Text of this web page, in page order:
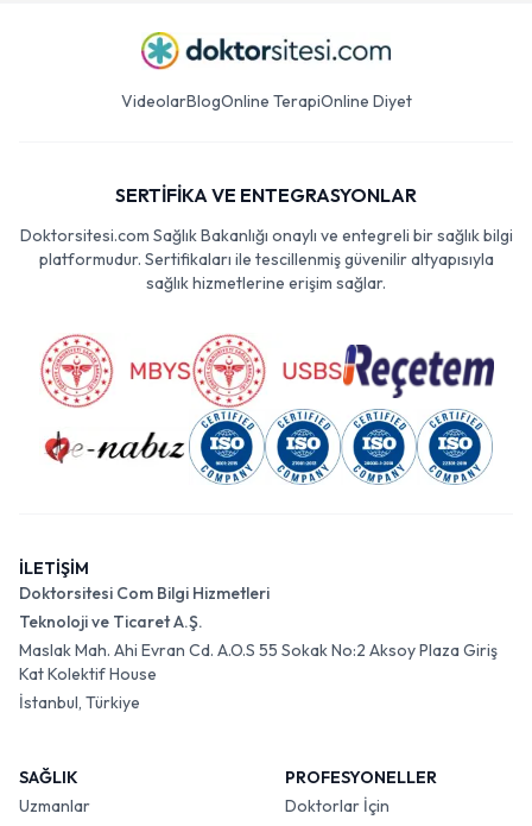
VideolarBlogOnline TerapiOnline Diyet
SERTİFİKA VE ENTEGRASYONLAR
Doktorsitesi.com Sağlık Bakanlığı onaylı ve entegreli bir sağlık bilgi
platformudur. Sertifikaları ile tescillenmiş güvenilir altyapısıyla
sağlık hizmetlerine erişim sağlar.
İLETİŞİM
Doktorsitesi Com Bilgi Hizmetleri
Teknoloji ve Ticaret A.Ş.
Maslak Mah. Ahi Evran Cd. A.O.S 55 Sokak No:2 Aksoy Plaza Giriş
Kat Kolektif House
İstanbul, Türkiye
SAĞLIK
Uzmanlar
PROFESYONELLER
Doktorlar İçin